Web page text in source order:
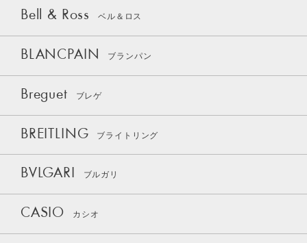
Bell & Ross ベル＆ロス
BLANCPAIN ブランパン
Breguet ブレゲ
BREITLING ブライトリング
BVLGARI ブルガリ
CASIO カシオ